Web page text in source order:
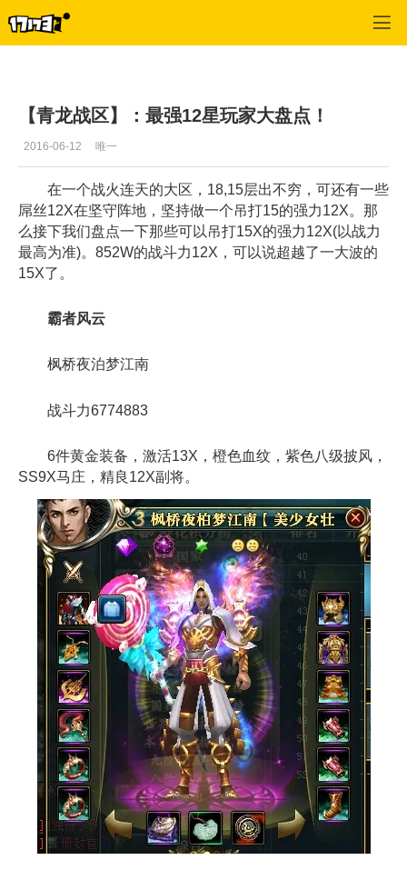
【青龙战区】：最强12星玩家大盘点！
2016-06-12 唯一
在一个战火连天的大区，18,15层出不穷，可还有一些
屌丝12X在坚守阵地，坚持做一个吊打15的强力12X。那
么接下我们盘点一下那些可以吊打15X的强力12X(以战力
最高为准)。852W的战斗力12X，可以说超越了一大波的
15X了。
霸者风云
枫桥夜泊梦江南
战斗力6774883
6件黄金装备，激活13X，橙色血纹，紫色八级披风，
SS9X马庄，精良12X副将。